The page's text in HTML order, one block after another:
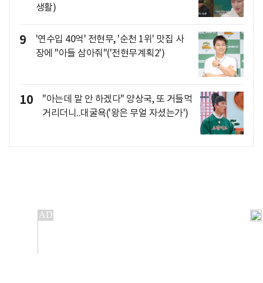
생활)
9
'연수입 40억' 전현무, '순천 1위' 맛집 사
장에 "아들 삼아줘"('전현무계획2')
10
"아는데 말 안 하겠다" 양상국, 또 거들먹
거리더니..대굴욕('왕은 무얼 자셨는가')